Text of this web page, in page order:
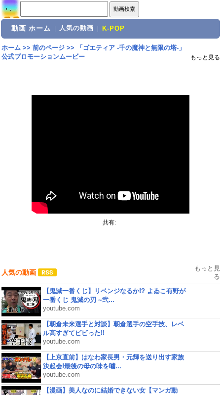
動画 ホーム 人気の動画 K-POP
ホーム>> 前のページ>>
「ゴエティア -千の魔神と無限の塔-」
公式プロモーションムービー
もっと見る
共有:
人気の動画
もっと見
る
【鬼滅一番くじ】リベンジなるか!? よゐこ有野が
一番くじ 鬼滅の刃 ~弐...
youtube.com
【朝倉未来選手と対談】朝倉選手の空手技、レベ
ル高すぎてビビった!!
youtube.com
【上京直前】はなわ家長男・元輝を送り出す家族
決起会!最後の母の味を噛...
youtube.com
【漫画】美人なのに結婚できない女【マンガ動